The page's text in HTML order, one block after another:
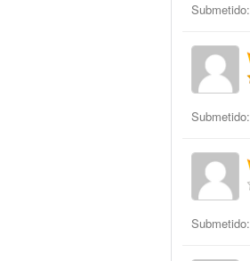
Submetido:
Submetido:
Submetido: